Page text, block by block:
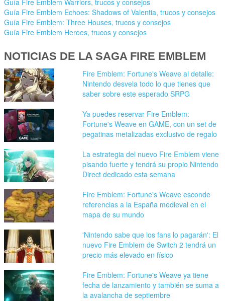
Guía Fire Emblem Warriors, trucos y consejos
Guía Fire Emblem Echoes: Shadows of Valentia, trucos y consejos
Guía Fire Emblem: Three Houses, trucos y consejos
Guía Fire Emblem Heroes, trucos y consejos
NOTICIAS DE LA SAGA FIRE EMBLEM
Fire Emblem: Fortune's Weave al detalle:
Nintendo desvela todo lo que tienes que
saber sobre este esperado SRPG
Ya puedes reservar Fire Emblem:
Fortune's Weave en GAME, con un set de
pegatinas metalizadas exclusivo de regalo
La estrategia del nuevo Fire Emblem viene
pisando fuerte y tendrá su propio Nintendo
Direct dedicado esta semana
Fire Emblem: Fortune's Weave esconde
referencias a la España medieval en el
mapa de su mundo
'Nintendo sabe que los fans lo pagarán': El
nuevo Fire Emblem de Switch 2 tendrá un
precio más elevado en físico
Fire Emblem: Fortune's Weave ya tiene
fecha de lanzamiento y también se suma a
la avalancha de septiembre